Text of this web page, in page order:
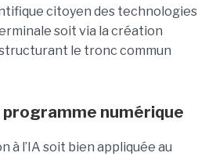
citoyen des technologies
soit via la création
le tronc commun
numérique
à l’IA soit bien appliquée au